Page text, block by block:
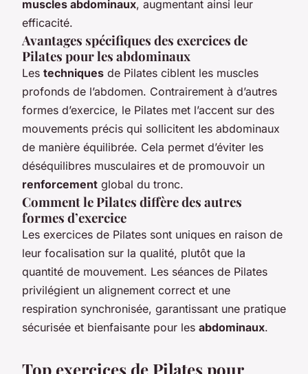
muscles abdominaux, augmentant ainsi leur
efficacité.
Avantages spécifiques des exercices de
Pilates pour les abdominaux
Les techniques de Pilates ciblent les muscles
profonds de l’abdomen. Contrairement à d’autres
formes d’exercice, le Pilates met l’accent sur des
mouvements précis qui sollicitent les abdominaux
de manière équilibrée. Cela permet d’éviter les
déséquilibres musculaires et de promouvoir un
renforcement global du tronc.
Comment le Pilates diffère des autres
formes d’exercice
Les exercices de Pilates sont uniques en raison de
leur focalisation sur la qualité, plutôt que la
quantité de mouvement. Les séances de Pilates
privilégient un alignement correct et une
respiration synchronisée, garantissant une pratique
sécurisée et bienfaisante pour les abdominaux.
Top exercices de Pilates pour